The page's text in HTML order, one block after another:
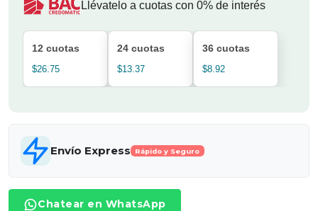
Llévatelo a cuotas con 0% de interés
12 cuotas
$26.75
24 cuotas
$13.37
36 cuotas
$8.92
Envío Express Rápido y Seguro
Chatear en WhatsApp